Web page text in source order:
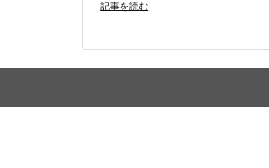
記事を読む